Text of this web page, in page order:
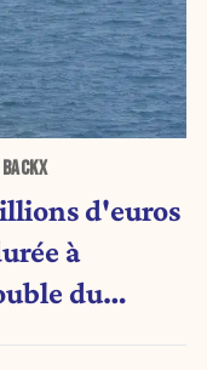
d'euros
à
du